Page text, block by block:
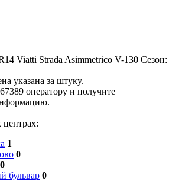
Viatti Strada Asimmetrico V-130 Сезон:
указана за штуку.
оператору и получите
1
0
0
бульвар 0